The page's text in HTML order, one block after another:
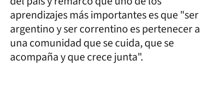
aprendizajes más importantes es que "ser
argentino y ser correntino es pertenecer a
una comunidad que se cuida, que se
acompaña y que crece junta".